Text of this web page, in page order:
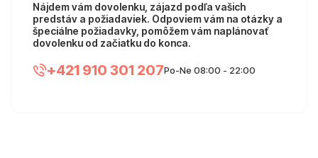
Nájdem vám dovolenku, zájazd podľa vašich
predstáv a požiadaviek. Odpoviem vám na otázky a
špeciálne požiadavky, pomôžem vám naplánovať
dovolenku od začiatku do konca.
+421 910 301 207Po-Ne 08:00 - 22:00